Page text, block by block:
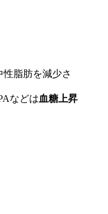
脂肪を減少さ
などは血糖上昇